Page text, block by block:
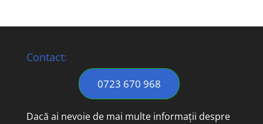
Contact:
0723 670 968
Dacă ai nevoie de mai multe informații despre